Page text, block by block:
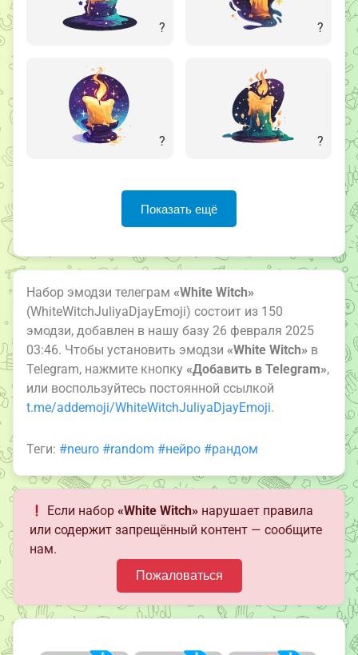
? ?
? ?
Показать ещё
Набор эмодзи телеграм «White Witch»
(WhiteWitchJuliyaDjayEmoji) состоит из 150
эмодзи, добавлен в нашу базу 26 февраля 2025
03:46. Чтобы установить эмодзи «White Witch» в
Telegram, нажмите кнопку «Добавить в Telegram»,
или воспользуйтесь постоянной ссылкой
t.me/addemoji/WhiteWitchJuliyaDjayEmoji.
Теги: #neuro #random #нейро #рандом
Если набор«White Witch» нарушает правила
или содержит запрещённый контент — сообщите
нам.
Пожаловаться